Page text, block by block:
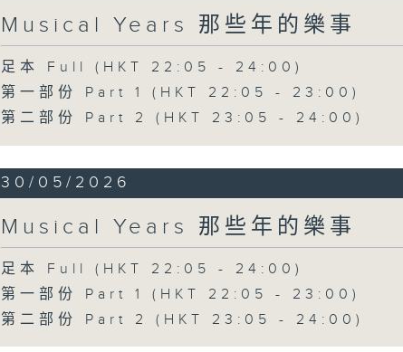
Musical Years 那些年的樂事
足本 Full (HKT 22:05 - 24:00)
第一部份 Part 1 (HKT 22:05 - 23:00)
第二部份 Part 2 (HKT 23:05 - 24:00)
30/05/2026
Musical Years 那些年的樂事
足本 Full (HKT 22:05 - 24:00)
第一部份 Part 1 (HKT 22:05 - 23:00)
第二部份 Part 2 (HKT 23:05 - 24:00)